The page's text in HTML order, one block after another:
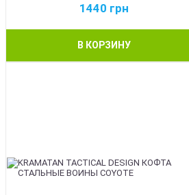
1440 грн
В КОРЗИНУ